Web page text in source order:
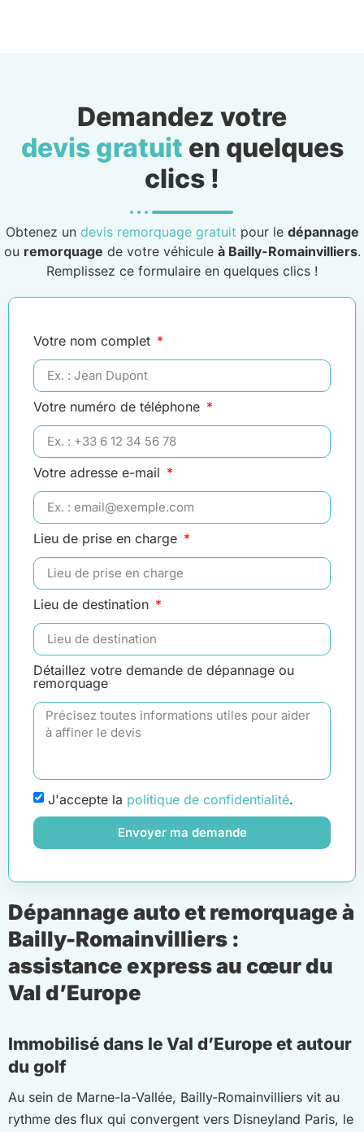
Demandez votre
devis gratuit en quelques
clics !
Obtenez un devis remorquage gratuit pour le dépannage
ou remorquage de votre véhicule à Bailly-Romainvilliers.
Remplissez ce formulaire en quelques clics !
Votre nom complet
Votre numéro de téléphone
Votre adresse e-mail
Lieu de prise en charge
Lieu de destination
Détaillez votre demande de dépannage ou
remorquage
J'accepte la politique de confidentialité.
Envoyer ma demande
Dépannage auto et remorquage à
Bailly-Romainvilliers :
assistance express au cœur du
Val d’Europe
Immobilisé dans le Val d’Europe et autour
du golf
Au sein de Marne-la-Vallée, Bailly-Romainvilliers vit au
rythme des flux qui convergent vers Disneyland Paris, le